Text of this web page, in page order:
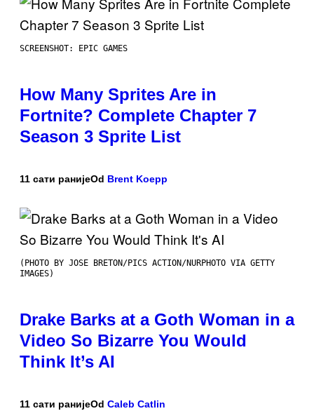
SCREENSHOT: EPIC GAMES
How Many Sprites Are in
Fortnite? Complete Chapter 7
Season 3 Sprite List
11 сати ранијеOd Brent Koepp
(PHOTO BY JOSE BRETON/PICS ACTION/NURPHOTO VIA GETTY
IMAGES)
Drake Barks at a Goth Woman in a
Video So Bizarre You Would
Think It’s AI
11 сати ранијеOd Caleb Catlin